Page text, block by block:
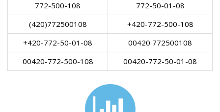
772-500-108
772-50-01-08
(420)772500108
+420-772-500-108
+420-772-50-01-08
00420 772500108
00420-772-500-108
00420-772-50-01-08